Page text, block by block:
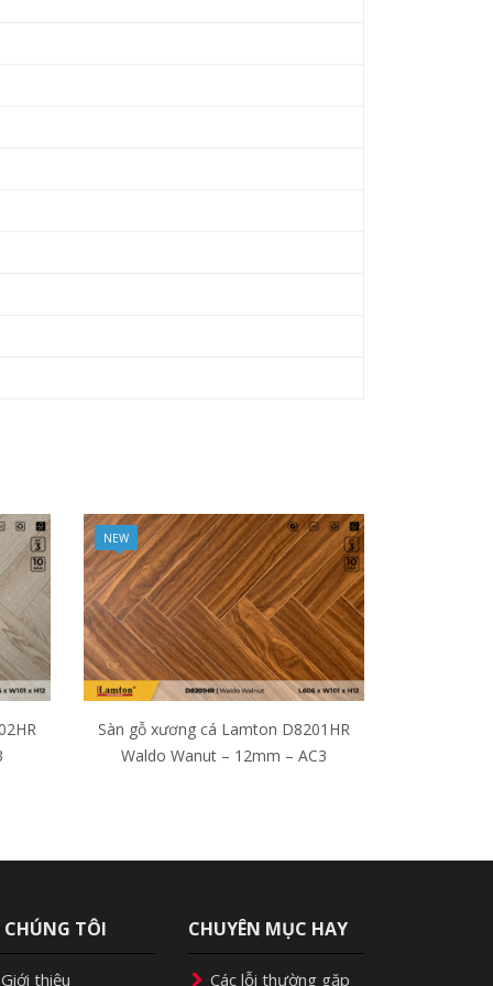
NEW
Sàn gỗ xương cá Lamton D8201HR
Waldo Wanut – 12mm – AC3
CHÚNG TÔI
thiệu
CHUYÊN MỤC HAY
Các lỗi thường gặp